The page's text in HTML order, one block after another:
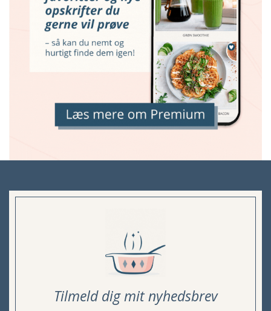
Tilmeld dig mit nyhedsbrev